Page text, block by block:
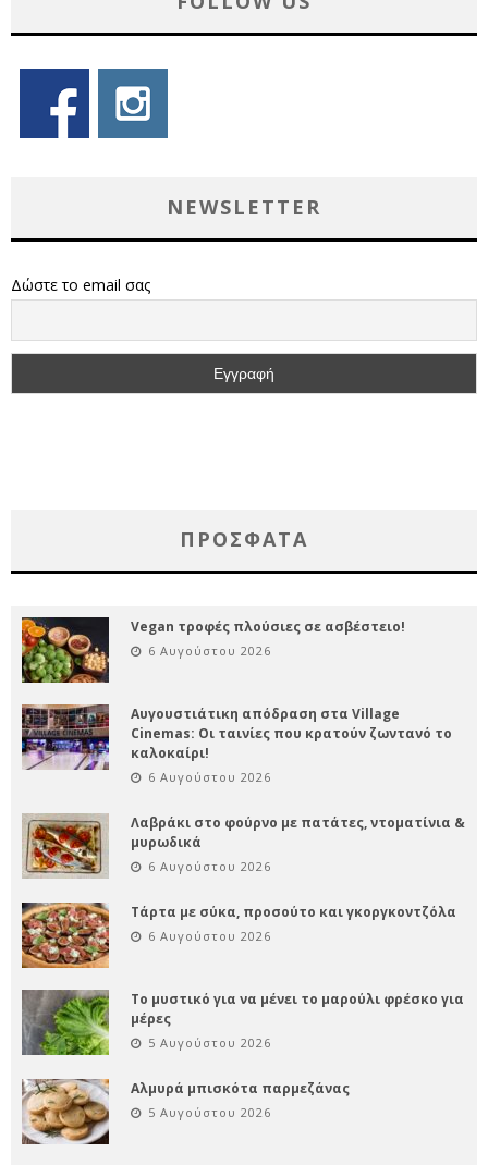
NEWSLETTER
Δώστε το email σας
ΠΡΌΣΦΑΤΑ
Vegan τροφές πλούσιες σε ασβέστειο!
6 Αυγούστου 2026
Αυγουστιάτικη απόδραση στα Village
Cinemas: Οι ταινίες που κρατούν ζωντανό το
καλοκαίρι!
6 Αυγούστου 2026
Λαβράκι στο φούρνο με πατάτες, ντοματίνια &
μυρωδικά
6 Αυγούστου 2026
Τάρτα με σύκα, προσούτο και γκοργκοντζόλα
6 Αυγούστου 2026
Το μυστικό για να μένει το μαρούλι φρέσκο για
μέρες
5 Αυγούστου 2026
Αλμυρά μπισκότα παρμεζάνας
5 Αυγούστου 2026